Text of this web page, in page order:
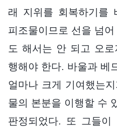
래 지위를 회복하기를
피조물이므로 선을 넘
도 해서는 안 되고 오
행해야 한다. 바울과 베
얼마나 크게 기여했는
물의 본분을 이행할 수
판정되었다. 또 그들이